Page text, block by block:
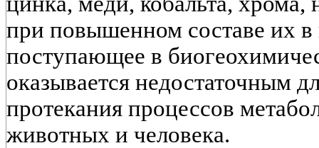
при повышенном составе их в
поступающее в
оказывается недостаточным
протекания процессов
животных и человека.